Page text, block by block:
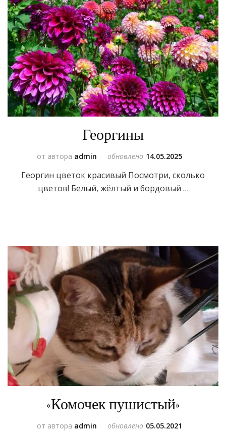
Георгины
от автора admin обновлено 14.05.2025
Георгин цветок красивый Посмотри, сколько
цветов! Белый, жёлтый и бордовый …
«Комочек пушистый»
от автора admin обновлено 05.05.2021